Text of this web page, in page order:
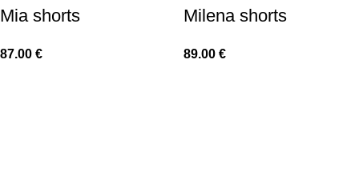
Mia shorts
87.00 €
Milena shorts
89.00 €